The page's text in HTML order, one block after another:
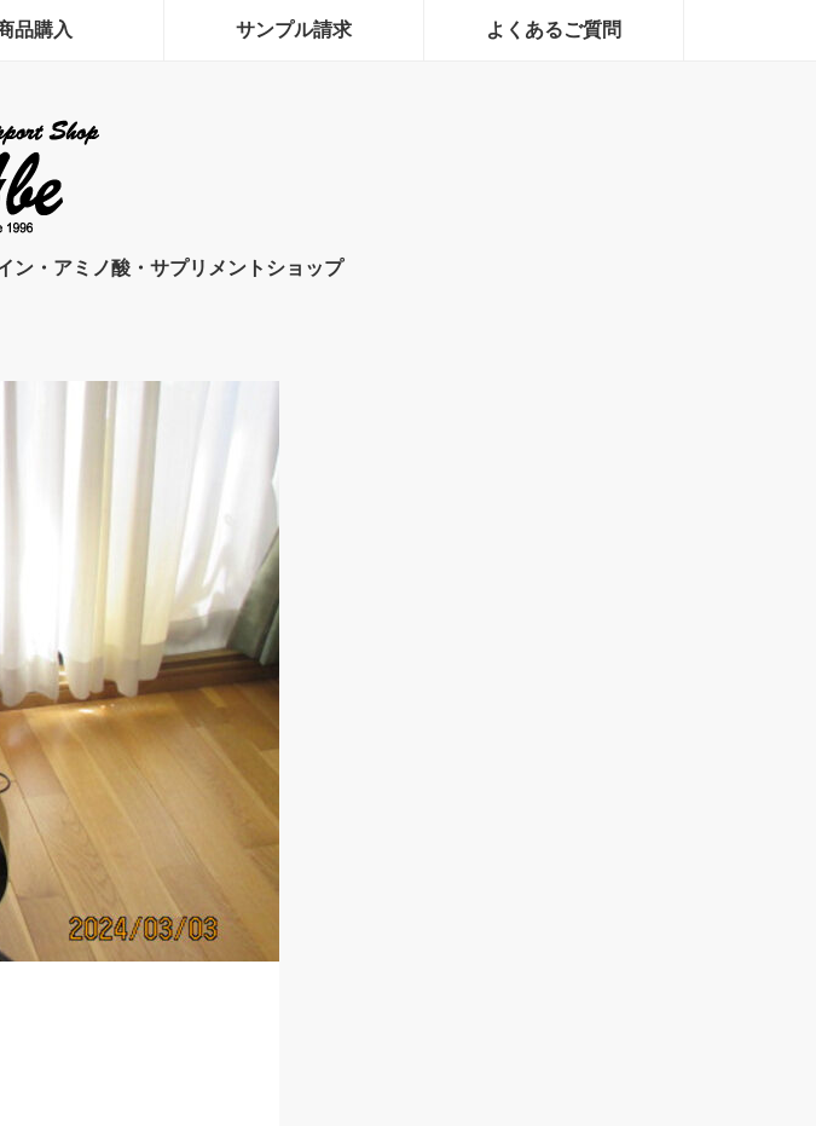
品購入 サンプル請求 よくあるご質問
ン・アミノ酸・サプリメントショップ